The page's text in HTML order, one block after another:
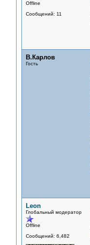
Offline
Сообщений: 11
В.Карлов
Гость
Leon
Глобальный модератор
Offline
Сообщений: 6,482